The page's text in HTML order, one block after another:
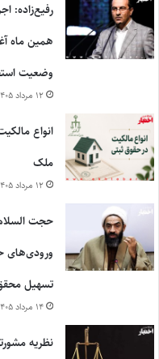
رفیع‌زاده:
همین ماه
وضعیت
۱۲ مرداد ۱۴۰۵
ملک
۱۲ مرداد ۱۴۰۵
حجت
ورودی‌های
تسهیل
۱۴ مرداد ۱۴۰۵
نظریه